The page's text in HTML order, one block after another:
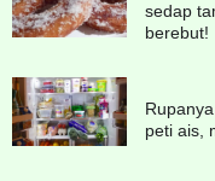
sedap
berebut!
peti ais,